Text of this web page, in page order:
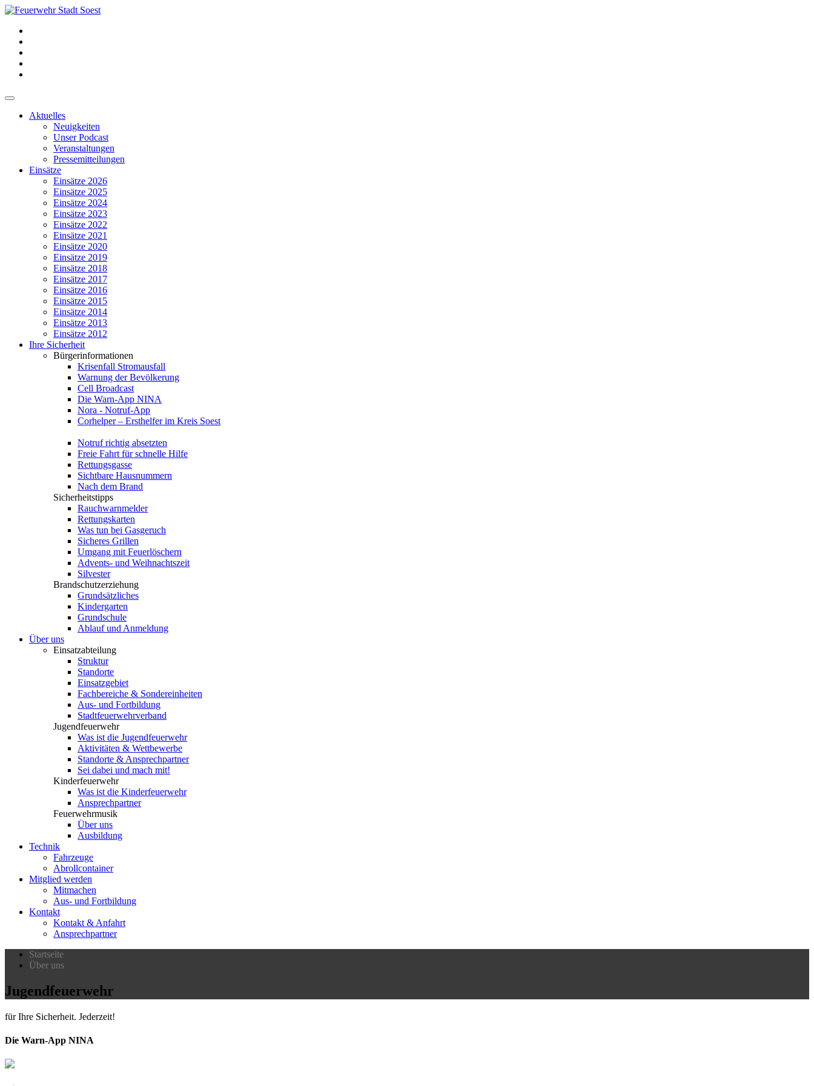
Aktuelles
Neuigkeiten
Unser Podcast
Veranstaltungen
Pressemitteilungen
Einsätze
Einsätze 2026
Einsätze 2025
Einsätze 2024
Einsätze 2023
Einsätze 2022
Einsätze 2021
Einsätze 2020
Einsätze 2019
Einsätze 2018
Einsätze 2017
Einsätze 2016
Einsätze 2015
Einsätze 2014
Einsätze 2013
Einsätze 2012
Ihre Sicherheit
Bürgerinformationen
Krisenfall Stromausfall
Warnung der Bevölkerung
Cell Broadcast
Die Warn-App NINA
Nora - Notruf-App
Corhelper – Ersthelfer im Kreis Soest
Notruf richtig absetzten
Freie Fahrt für schnelle Hilfe
Rettungsgasse
Sichtbare Hausnummern
Nach dem Brand
Sicherheitstipps
Rauchwarnmelder
Rettungskarten
Was tun bei Gasgeruch
Sicheres Grillen
Umgang mit Feuerlöschern
Advents- und Weihnachtszeit
Silvester
Brandschutzerziehung
Grundsätzliches
Kindergarten
Grundschule
Ablauf und Anmeldung
Über uns
Einsatzabteilung
Struktur
Standorte
Einsatzgebiet
Fachbereiche & Sondereinheiten
Aus- und Fortbildung
Stadtfeuerwehrverband
Jugendfeuerwehr
Was ist die Jugendfeuerwehr
Aktivitäten & Wettbewerbe
Standorte & Ansprechpartner
Sei dabei und mach mit!
Kinderfeuerwehr
Was ist die Kinderfeuerwehr
Ansprechpartner
Feuerwehrmusik
Über uns
Ausbildung
Technik
Fahrzeuge
Abrollcontainer
Mitglied werden
Mitmachen
Aus- und Fortbildung
Kontakt
Kontakt & Anfahrt
Ansprechpartner
Startseite
Über uns
Jugendfeuerwehr
für Ihre Sicherheit. Jederzeit!
Die Warn-App NINA